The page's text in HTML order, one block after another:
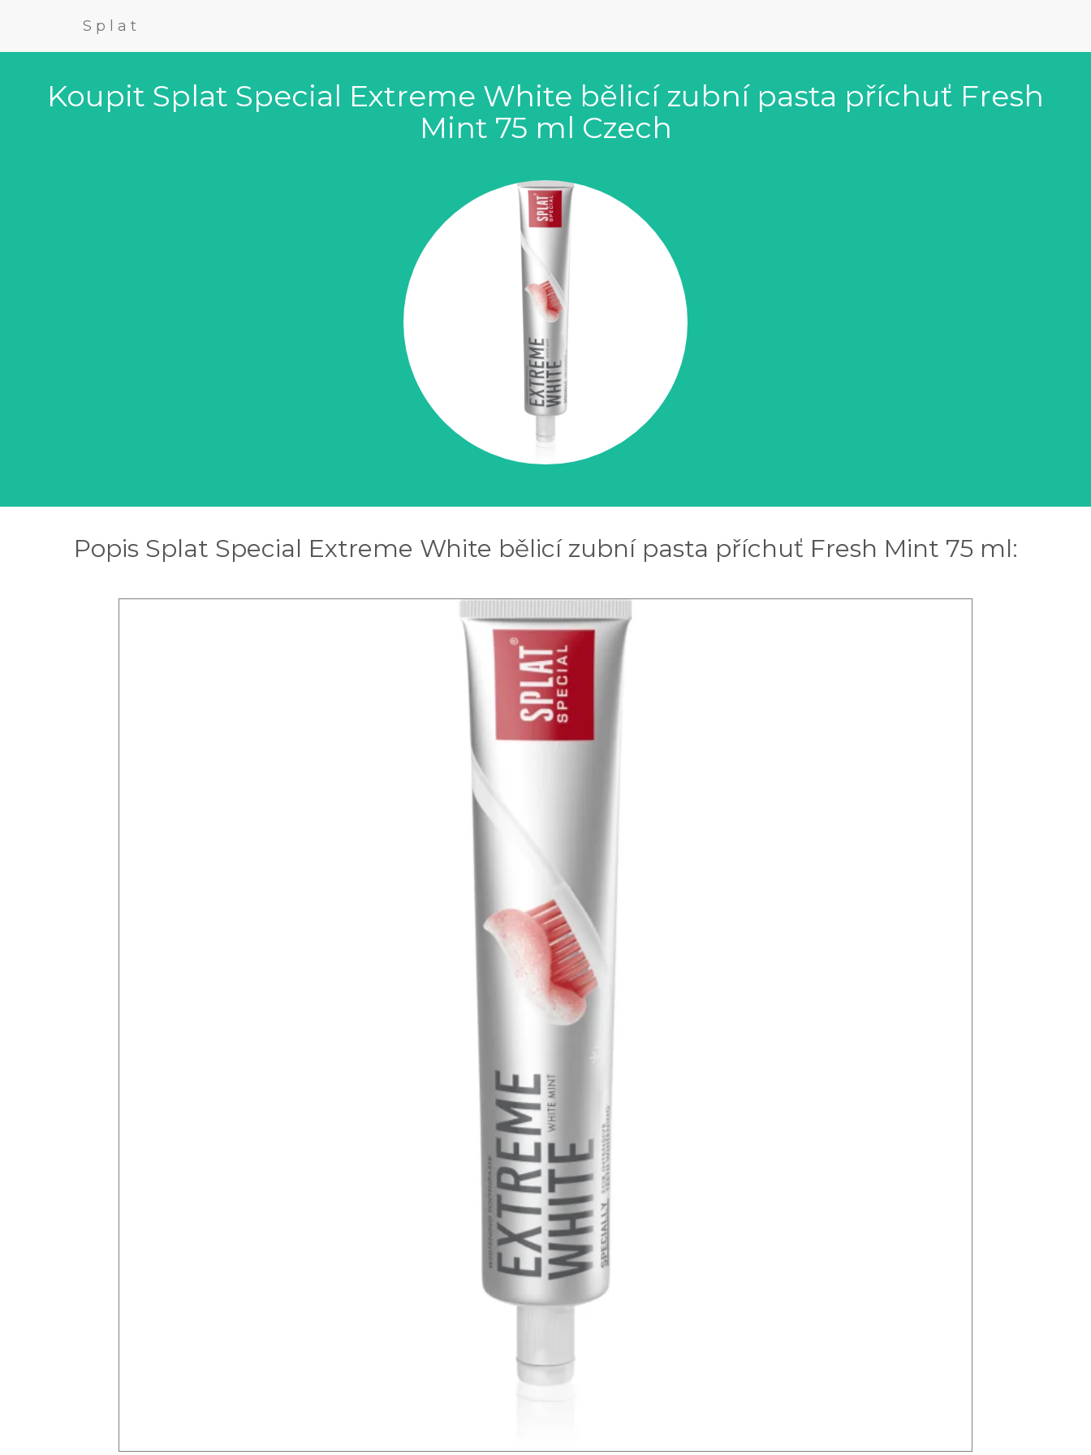
Splat
Koupit Splat Special Extreme White bělicí zubní pasta příchuť Fresh
Mint 75 ml Czech
Popis Splat Special Extreme White bělicí zubní pasta příchuť Fresh Mint 75 ml: